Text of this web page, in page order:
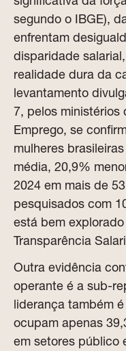
segundo o IBGE),
enfrentam
disparidade
realidade dura da
levantamento
7, pelos ministérios
Emprego, se
mulheres
média, 20,9%
2024 em mais de
pesquisados com
está bem
Transparência
Outra evidência
operante é a sub-
liderança também
ocupam apenas
em setores público